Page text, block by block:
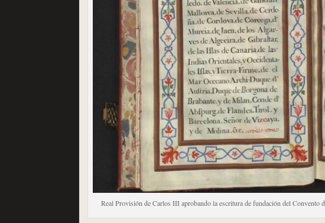
Real Provisión de Carlos III aprobando la escritura de fundación del Convento